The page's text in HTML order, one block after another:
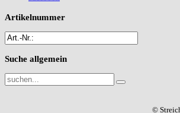
Artikelnummer
Suche allgemein
©